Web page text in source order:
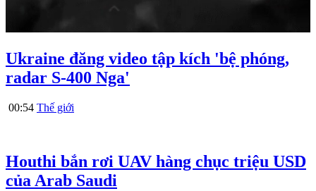
Ukraine đăng video tập kích 'bệ phóng,
radar S-400 Nga'
00:54 Thế giới
Houthi bắn rơi UAV hàng chục triệu USD
của Arab Saudi